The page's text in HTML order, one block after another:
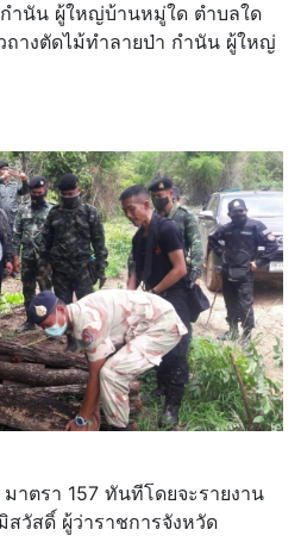
ำนัน ผู้ใหญ่บ้านหมู่ใด ตำบลใด
างตัดไม้ทำลายป่า กำนัน ผู้ใหญ่
าตรา 157 ทันทีโดยจะรายงาน
สวัสดิ์ ผู้ว่าราชการจังหวัด